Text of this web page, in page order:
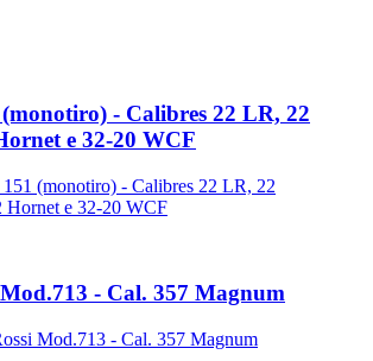
- Calibres 22 LR, 22
e 32-20 WCF
- Cal. 357 Magnum